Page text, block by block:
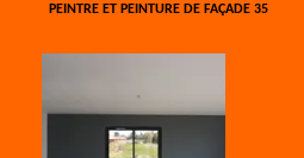
PEINTRE ET PEINTURE DE FAÇADE 35